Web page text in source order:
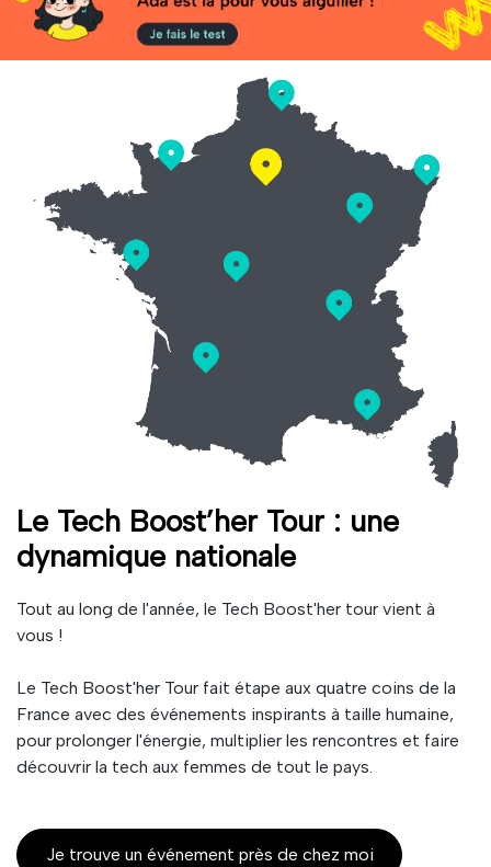
Le Tech Boost’her Tour : une
dynamique nationale
Tout au long de l'année, le Tech Boost'her tour vient à
vous !
Le Tech Boost'her Tour fait étape aux quatre coins de la
France avec des événements inspirants à taille humaine,
pour prolonger l'énergie, multiplier les rencontres et faire
découvrir la tech aux femmes de tout le pays.
Je trouve un événement près de chez moi